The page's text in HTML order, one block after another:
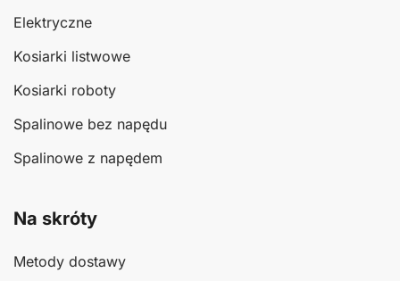
Elektryczne
Kosiarki listwowe
Kosiarki roboty
Spalinowe bez napędu
Spalinowe z napędem
Na skróty
Metody dostawy